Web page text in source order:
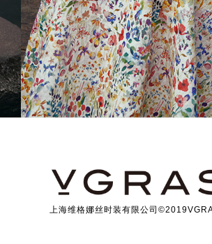
上海维格娜丝时装有限公司